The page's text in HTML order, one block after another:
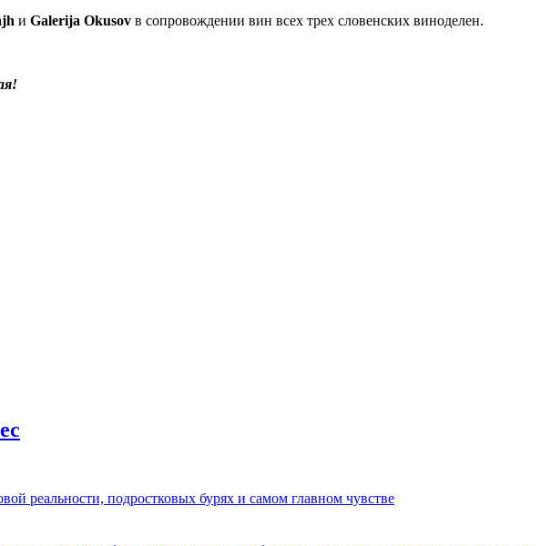
и Galerija Okusov в сопровождении вин всех трех словенских виноделен.